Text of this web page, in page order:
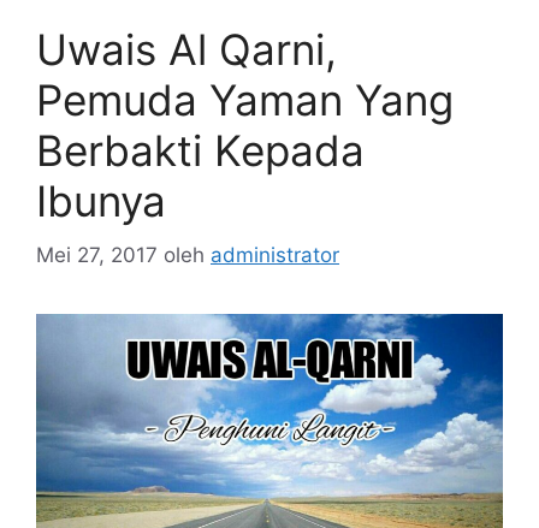
Uwais Al Qarni,
Pemuda Yaman Yang
Berbakti Kepada
Ibunya
Mei 27, 2017 oleh administrator